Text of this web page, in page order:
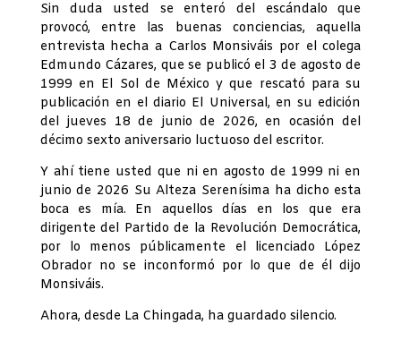
Sin duda usted se enteró del escándalo que
provocó, entre las buenas conciencias, aquella
entrevista hecha a Carlos Monsiváis por el colega
Edmundo Cázares, que se publicó el 3 de agosto de
1999 en El Sol de México y que rescató para su
publicación en el diario El Universal, en su edición
del jueves 18 de junio de 2026, en ocasión del
décimo sexto aniversario luctuoso del escritor.
Y ahí tiene usted que ni en agosto de 1999 ni en
junio de 2026 Su Alteza Serenísima ha dicho esta
boca es mía. En aquellos días en los que era
dirigente del Partido de la Revolución Democrática,
por lo menos públicamente el licenciado López
Obrador no se inconformó por lo que de él dijo
Monsiváis.
Ahora, desde La Chingada, ha guardado silencio.